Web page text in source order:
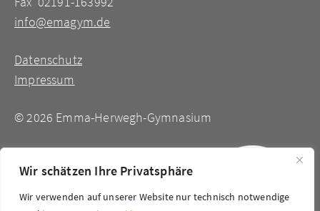
Wir schätzen Ihre Privatsphäre
Wir verwenden auf unserer Website nur technisch notwendige
info@emagym.de
Datenschutz
Impressum
©2026 Emma-Herwegh-Gymnasium